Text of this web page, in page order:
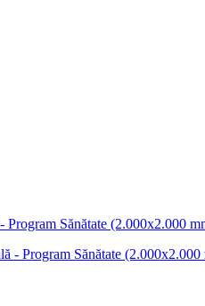
Program Sănătate (2.000x2.000